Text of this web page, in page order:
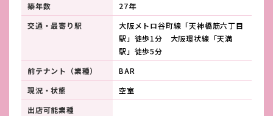
築年数
27年
交通・最寄り駅
大阪メトロ谷町線「天神橋筋六丁目
駅」徒歩1分 大阪環状線「天満
駅」徒歩5分
前テナント（業種）
BAR
現況・状態
空室
出店可能業種